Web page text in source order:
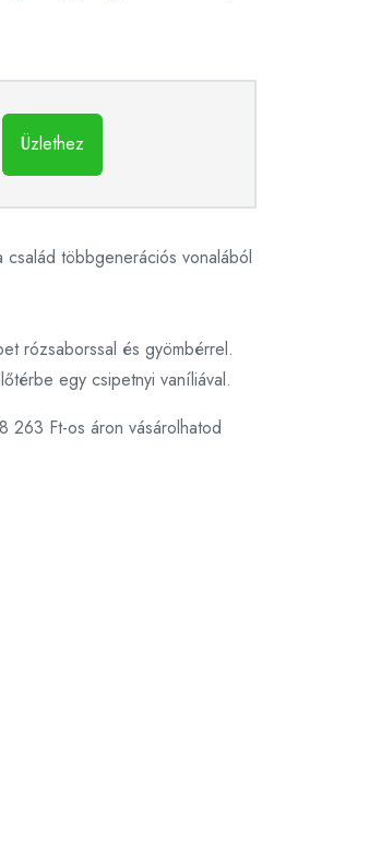
Üzlethez
többgenerációs vonalából
rózsaborssal és gyömbérrel.
egy csipetnyi vaníliával.
263 Ft-os áron vásárolhatod